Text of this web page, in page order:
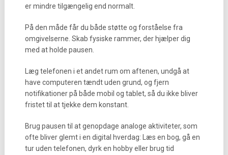
er mindre tilgængelig end normalt.
På den måde får du både støtte og forståelse fra
omgivelserne. Skab fysiske rammer, der hjælper dig
med at holde pausen.
Læg telefonen i et andet rum om aftenen, undgå at
have computeren tændt uden grund, og fjern
notifikationer på både mobil og tablet, så du ikke bliver
fristet til at tjekke dem konstant.
Brug pausen til at genopdage analoge aktiviteter, som
ofte bliver glemt i en digital hverdag: Læs en bog, gå en
tur uden telefonen, dyrk en hobby eller brug tid